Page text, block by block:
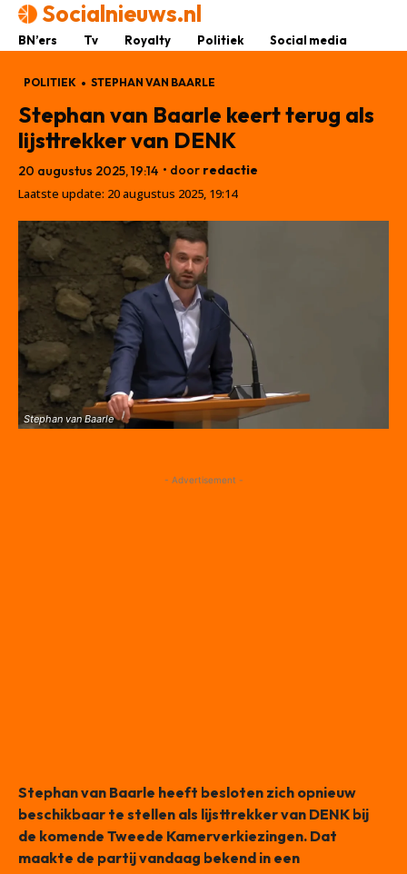
Socialnieuws.nl
BN’ers Tv Royalty Politiek Social media
POLITIEK STEPHAN VAN BAARLE
Stephan van Baarle keert terug als
lijsttrekker van DENK
20 augustus 2025, 19:14 • door redactie
Laatste update: 20 augustus 2025, 19:14
Stephan van Baarle
- Advertisement -
Stephan van Baarle heeft besloten zich opnieuw
beschikbaar te stellen als lijsttrekker van DENK bij
de komende Tweede Kamerverkiezingen. Dat
maakte de partij vandaag bekend in een